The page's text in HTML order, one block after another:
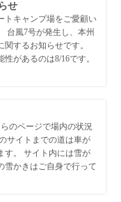
せ
トキャンプ場をご愛顧い
台風7号が発生し、本州
するお知らせです。
があるのは8/16です。
のページで場内の状況
サイトまでの道は車が
す。 サイト内には雪が
雪かきはご自身で行って